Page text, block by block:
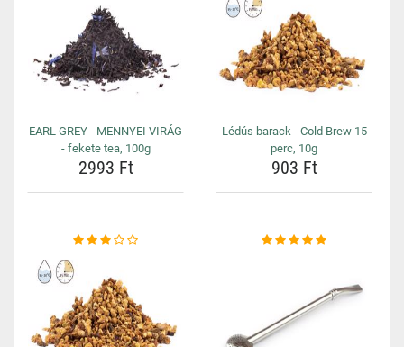
EARL GREY - MENNYEI VIRÁG
- fekete tea, 100g
2993 Ft
Lédús barack - Cold Brew 15
perc, 10g
903 Ft